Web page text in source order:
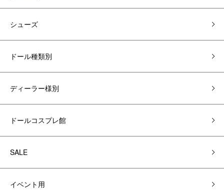
シューズ
ドール種類別
ディーラー様別
ドールコスプレ館
SALE
イベント用